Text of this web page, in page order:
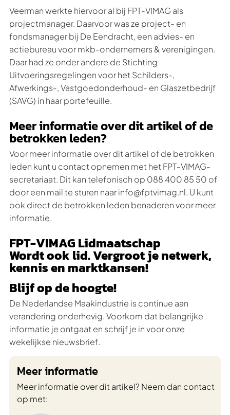
Veerman werkte hiervoor al bij FPT-VIMAG als
projectmanager. Daarvoor was ze project- en
fondsmanager bij De Eendracht, een advies- en
actiebureau voor mkb-ondernemers & verenigingen.
Daar had ze onder andere de Stichting
Uitvoeringsregelingen voor het Schilders-,
Afwerkings-, Vastgoedonderhoud- en Glaszetbedrijf
(SAVG) in haar portefeuille.
Meer informatie over dit artikel of de
betrokken leden?
Voor meer informatie over dit artikel of de betrokken
leden kunt u contact opnemen met het FPT-VIMAG-
secretariaat. Dit kan telefonisch op 088 400 85 50 of
door een mail te sturen naar info@fptvimag.nl. U kunt
ook direct de betrokken leden benaderen voor meer
informatie.
FPT-VIMAG Lidmaatschap
Wordt ook lid. Vergroot je netwerk,
kennis en marktkansen!
Blijf op de hoogte!
De Nederlandse Maakindustrie is continue aan
verandering onderhevig. Voorkom dat belangrijke
informatie je ontgaat en schrijf je in voor onze
wekelijkse nieuwsbrief.
Meer informatie
Meer informatie over dit artikel? Neem dan contact
op met: